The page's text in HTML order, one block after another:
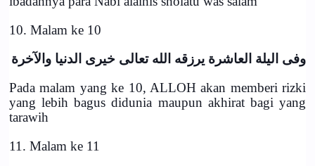
10. Malam ke 10
وفى اليلة العاشرة يرزقه الله تعالى خيرى الدنيا والآخرة
Pada malam yang ke 10, ALLOH akan memberi rizki
yang lebih bagus didunia maupun akhirat bagi yang
tarawih
11. Malam ke 11